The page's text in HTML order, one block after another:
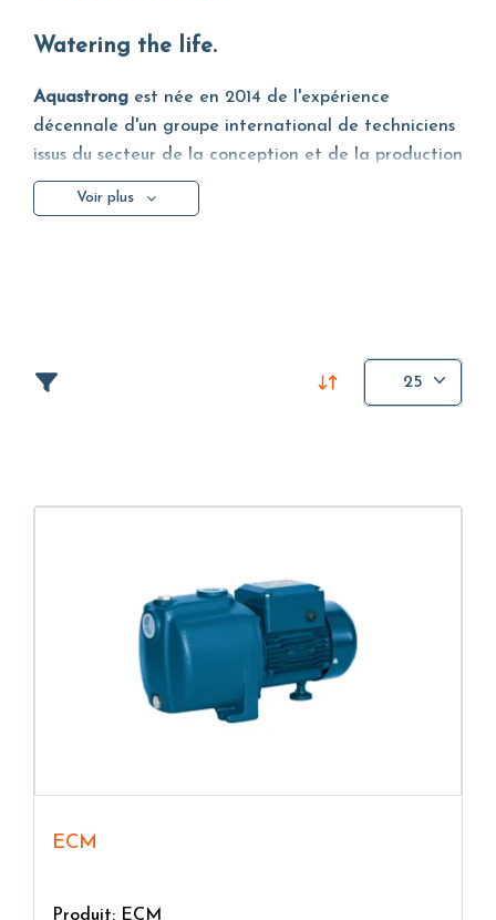
Watering the life.
Aquastrong est née en 2014 de l'expérience
décennale d'un groupe international de techniciens
issus du secteur de la conception et de la production
de pompes hydrauliques. L'entreprise offre une large
gamme de produits qui combinent l'expérience
L'entreprise a une vocation internationale et est
présente directement ou par l'intermédiaire de
Voir plus
25
ECM
Produit: ECM